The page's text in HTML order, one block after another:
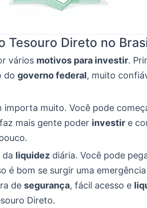
Tesouro Direto no
vários motivos para investir.
do governo federal, muito
importa muito. Você pode
mais gente poder investir e
da liquidez diária. Você pode
é bom se surgir uma
de segurança, fácil acesso e
Direto.